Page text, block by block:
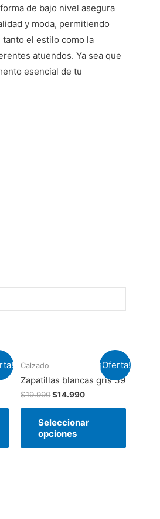
de bajo nivel asegura
y moda, permitiendo
el estilo como la
atuendos. Ya sea que
esencial de tu
¡Oferta!
Calzado
Zapatillas blancas gris 39
$19.990$14.990
Seleccionar
opciones